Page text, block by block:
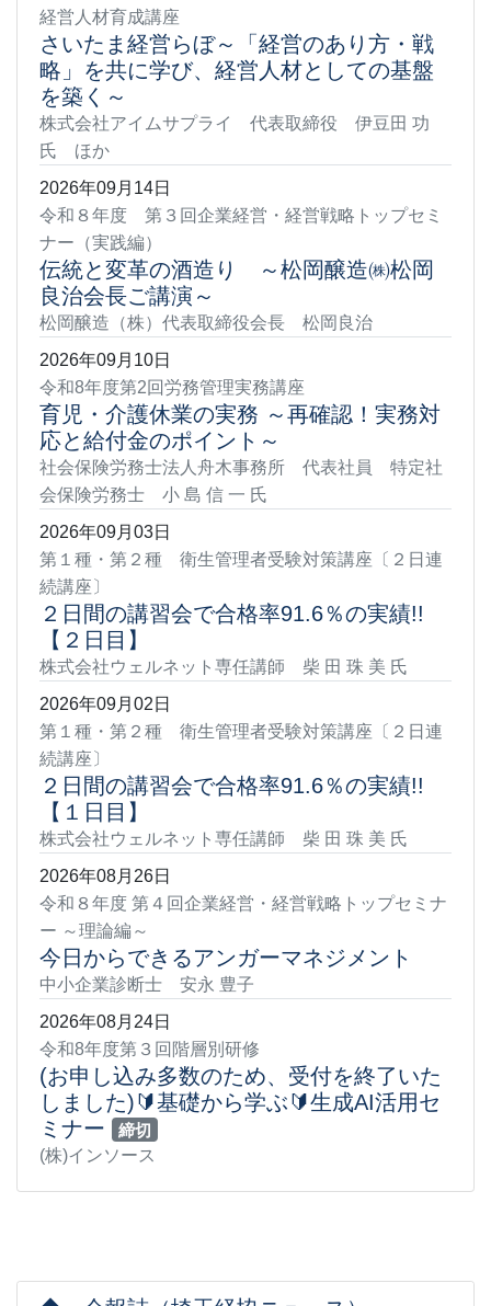
経営人材育成講座
さいたま経営らぼ～「経営のあり方・戦
略」を共に学び、経営人材としての基盤
を築く～
株式会社アイムサプライ 代表取締役 伊豆田 功
氏 ほか
2026年09月14日
令和８年度 第３回企業経営・経営戦略トップセミ
ナー（実践編）
伝統と変革の酒造り ～松岡醸造㈱松岡
良治会長ご講演～
松岡醸造（株）代表取締役会長 松岡良治
2026年09月10日
令和8年度第2回労務管理実務講座
育児・介護休業の実務 ～再確認！実務対
応と給付金のポイント～
社会保険労務士法人舟木事務所 代表社員 特定社
会保険労務士 小 島 信 一 氏
2026年09月03日
第１種・第２種 衛生管理者受験対策講座〔２日連
続講座〕
２日間の講習会で合格率91.6％の実績!!
【２日目】
株式会社ウェルネット専任講師 柴 田 珠 美 氏
2026年09月02日
第１種・第２種 衛生管理者受験対策講座〔２日連
続講座〕
２日間の講習会で合格率91.6％の実績!!
【１日目】
株式会社ウェルネット専任講師 柴 田 珠 美 氏
2026年08月26日
令和８年度 第４回企業経営・経営戦略トップセミナ
ー ～理論編～
今日からできるアンガーマネジメント
中小企業診断士 安永 豊子
2026年08月24日
令和8年度第３回階層別研修
(お申し込み多数のため、受付を終了いた
しました)🔰基礎から学ぶ🔰生成AI活用セ
ミナー
締切
(株)インソース